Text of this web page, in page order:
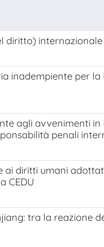
diritto) internazionale
inadempiente per
agli avvenimenti in
penali
diritti umani
CEDU
tra la reazione